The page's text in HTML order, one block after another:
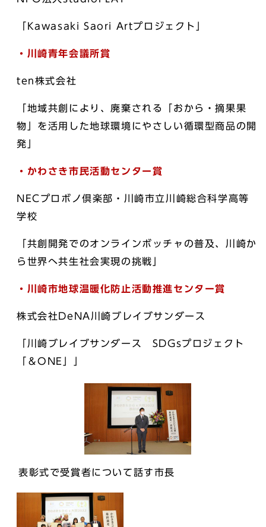
「Kawasaki Saori Artプロジェクト」
・川崎青年会議所賞
ten株式会社
「地域共創により、廃棄される「おから・摘果果
物」を活用した地球環境にやさしい循環型商品の開
発」
・かわさき市民活動センター賞
NECプロボノ倶楽部・川崎市立川崎総合科学高等
学校
「共創開発でのオンラインボッチャの普及、川崎か
ら世界へ共生社会実現の挑戦」
・川崎市地球温暖化防止活動推進センター賞
株式会社DeNA川崎ブレイブサンダース
「川崎ブレイブサンダース SDGsプロジェクト
「＆ONE」」
表彰式で受賞者について話す市長